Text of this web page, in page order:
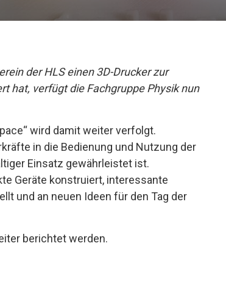
der HLS einen 3D-Drucker zur
hat, verfügt die Fachgruppe Physik nun
wird damit weiter verfolgt.
in die Bedienung und Nutzung der
Einsatz gewährleistet ist.
Geräte konstruiert, interessante
und an neuen Ideen für den Tag der
berichtet werden.